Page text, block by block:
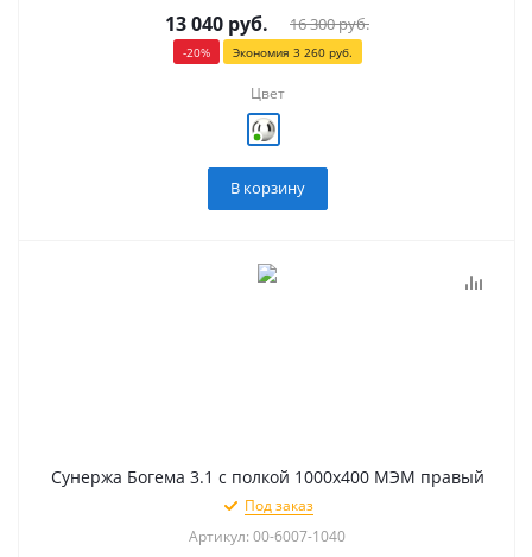
13 040 руб. 16 300руб.
-20% Экономия 3 260руб.
Цвет
В корзину
Сунержа Богема 3.1 с полкой 1000х400 МЭМ правый
Под заказ
Артикул: 00-6007-1040